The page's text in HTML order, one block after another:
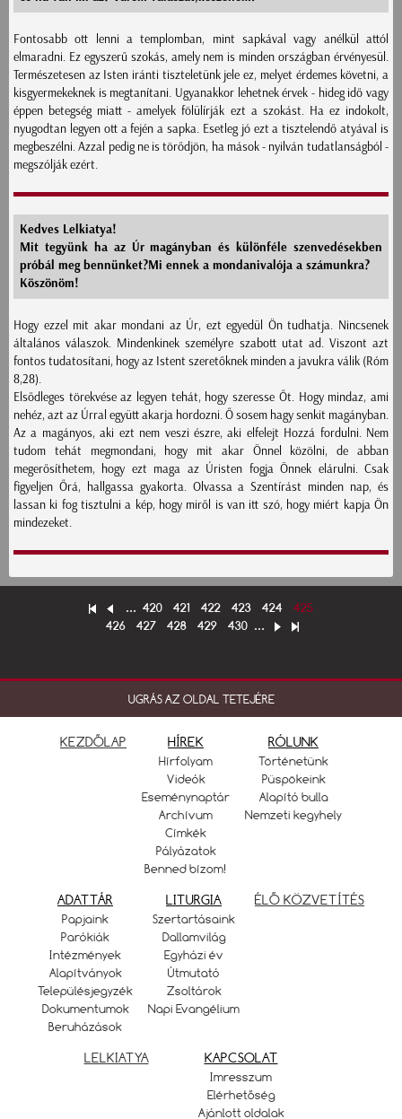
Fontosabb ott lenni a templomban, mint sapkával vagy anélkül attól
elmaradni. Ez egyszerű szokás, amely nem is minden országban érvényesül.
Természetesen az Isten iránti tiszteletünk jele ez, melyet érdemes követni, a
kisgyermekeknek is megtanítani. Ugyanakkor lehetnek érvek - hideg idő vagy
éppen betegség miatt - amelyek fölülírják ezt a szokást. Ha ez indokolt,
nyugodtan legyen ott a fején a sapka. Esetleg jó ezt a tisztelendő atyával is
megbeszélni. Azzal pedig ne is törődjön, ha mások - nyilván tudatlanságból -
megszólják ezért.
Kedves Lelkiatya!
Mit tegyünk ha az Úr magányban és különféle szenvedésekben
próbál meg bennünket?Mi ennek a mondanivalója a számunkra?
Köszönöm!
Hogy ezzel mit akar mondani az Úr, ezt egyedül Ön tudhatja. Nincsenek
általános válaszok. Mindenkinek személyre szabott utat ad. Viszont azt
fontos tudatosítani, hogy az Istent szeretőknek minden a javukra válik (Róm
8,28).
Elsődleges törekvése az legyen tehát, hogy szeresse Őt. Hogy mindaz, ami
nehéz, azt az Úrral együtt akarja hordozni. Ő sosem hagy senkit magányban.
Az a magányos, aki ezt nem veszi észre, aki elfelejt Hozzá fordulni. Nem
tudom tehát megmondani, hogy mit akar Önnel közölni, de abban
megerősíthetem, hogy ezt maga az Úristen fogja Önnek elárulni. Csak
figyeljen Őrá, hallgassa gyakorta. Olvassa a Szentírást minden nap, és
lassan ki fog tisztulni a kép, hogy miről is van itt szó, hogy miért kapja Ön
mindezeket.
... 420 421 422 423 424
425
426
427 428 429 430 ...
UGRÁS AZ OLDAL TETEJÉRE
KEZDŐLAP HÍREK
Hírfolyam
Videók
Eseménynaptár
Archívum
Címkék
Pályázatok
Benned bízom!
RÓLUNK
Történetünk
Püspökeink
Alapító bulla
Nemzeti kegyhely
ADATTÁR
Papjaink
Parókiák
Intézmények
Alapítványok
Településjegyzék
Dokumentumok
Beruházások
LITURGIA
Szertartásaink
Dallamvilág
Egyházi év
Útmutató
Zsoltárok
Napi Evangélium
ÉLŐ KÖZVETÍTÉS
LELKIATYA KAPCSOLAT
Imresszum
Elérhetőség
Ajánlott oldalak